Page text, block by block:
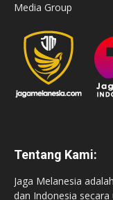
Media Group
Tentang Kami:
Jaga Melanesia
dan Indonesia